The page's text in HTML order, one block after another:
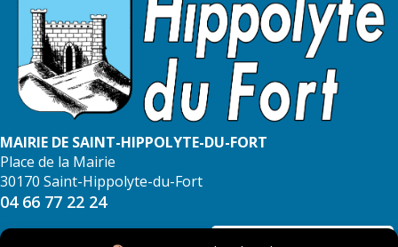
MAIRIE DE SAINT-HIPPOLYTE-DU-FORT
Place de la Mairie
30170 Saint-Hippolyte-du-Fort
04 66 77 22 24
NOUS CONTACTER